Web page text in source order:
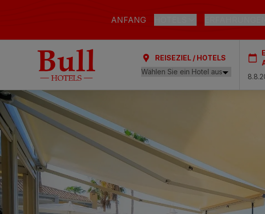
ANFANG
LAS PALMAS DE GRAN CANARIA
Bull Astoria
Bull Reina Isabel & Spa
PLAYA DEL INGLÉS
Bull Eugenia Victoria & Spa
Bull Vital Suites & Spa –
Bull Escorial & Spa
Bull Boutique Casas Carmen
ALL INCLUSIVE
REISEZIEL / HOTELS